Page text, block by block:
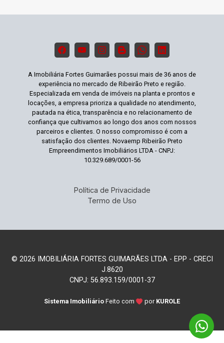
A Imobiliária Fortes Guimarães possui mais de 36 anos de
experiência no mercado de Ribeirão Preto e região.
Especializada em venda de imóveis na planta e prontos e
locações, a empresa prioriza a qualidade no atendimento,
pautada na ética, transparência e no relacionamento de
confiança que cultivamos ao longo dos anos com nossos
parceiros e clientes. O nosso compromisso é com a
satisfação dos clientes. Novaemp Ribeirão Preto
Empreendimentos Imobiliários LTDA - CNPJ:
10.329.689/0001-56
Política de Privacidade
Termo de Uso
© 2026 IMOBILIÁRIA FORTES GUIMARÃES LTDA - EPP - CRECI
J.8620
CNPJ: 56.893.159/0001-37
Sistema Imobiliário Feito com por KUROLE